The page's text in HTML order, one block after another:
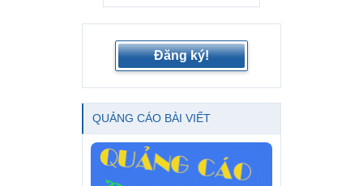
Đăng ký!
QUẢNG CÁO BÀI VIẾT